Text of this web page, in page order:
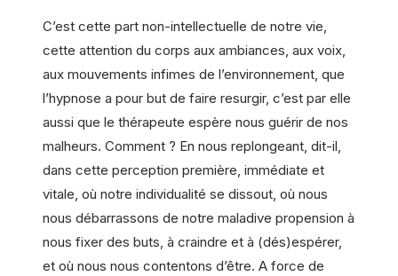
C’est cette part non-intellectuelle de notre vie,
cette attention du corps aux ambiances, aux voix,
aux mouvements infimes de l’environnement, que
l’hypnose a pour but de faire resurgir, c’est par elle
aussi que le thérapeute espère nous guérir de nos
malheurs. Comment ? En nous replongeant, dit-il,
dans cette perception première, immédiate et
vitale, où notre individualité se dissout, où nous
nous débarrassons de notre maladive propension à
nous fixer des buts, à craindre et à (dés)espérer,
et où nous nous contentons d’être. A force de